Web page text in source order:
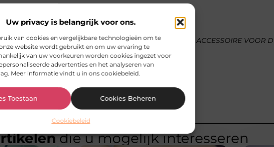
Uw privacy is belangrijk voor ons.
van cookies en vergelijkbare technologieën om te
website wordt gebruikt en om uw ervaring te
van uw voorkeuren worden cookies ingezet voor
advertenties en het analyseren van
Meer informatie vindt u in ons cookiebeleid.
Toestaan Cookies Beheren
Cookiebeleid
DE ACCESSOIRE VOOR
die u mogelijk interesseren